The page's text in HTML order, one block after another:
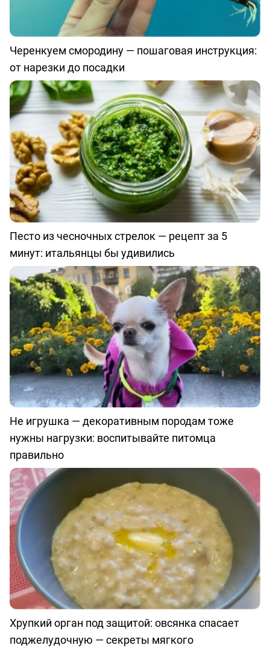
Черенкуем смородину — пошаговая инструкция:
от нарезки до посадки
Песто из чесночных стрелок — рецепт за 5
минут: итальянцы бы удивились
Не игрушка — декоративным породам тоже
нужны нагрузки: воспитывайте питомца
правильно
Хрупкий орган под защитой: овсянка спасает
поджелудочную — секреты мягкого